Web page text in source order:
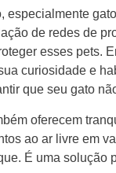
especialmente
de redes de
esses pets.
curiosidade e
que seu gato
oferecem
ao ar livre em
É uma solução